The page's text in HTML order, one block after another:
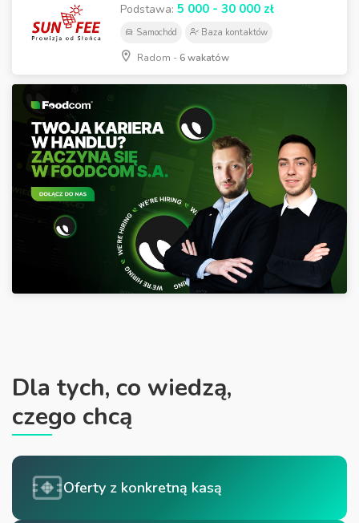
Podstawa: 5 000 - 30 000 zł
Samochód Baza kontaktów
Radom - 6 wakatów
Dla tych, co wiedzą,
czego chcą
Oferty z konkretną kasą